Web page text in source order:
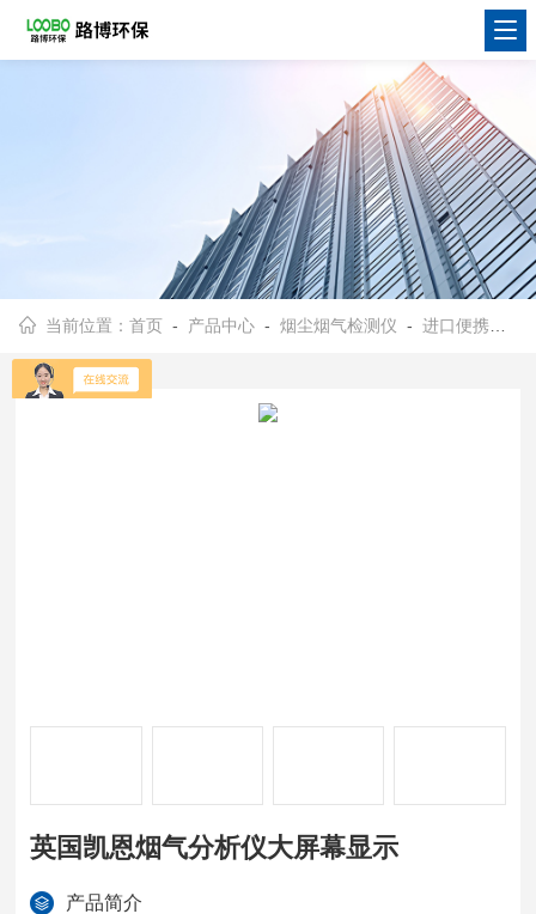
当前位置：首页 - 产品中心 -烟尘烟气检测仪 -进口便携式烟气分析仪
英国凯恩烟气分析仪大屏幕显示
产品简介